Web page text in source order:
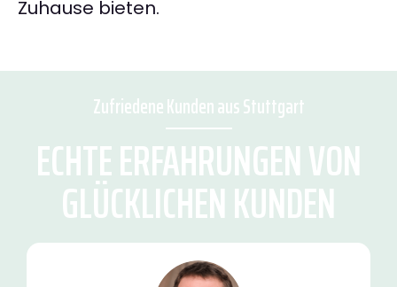
Zuhause bieten.
Zufriedene Kunden aus Stuttgart
ECHTE ERFAHRUNGEN VON
GLÜCKLICHEN KUNDEN